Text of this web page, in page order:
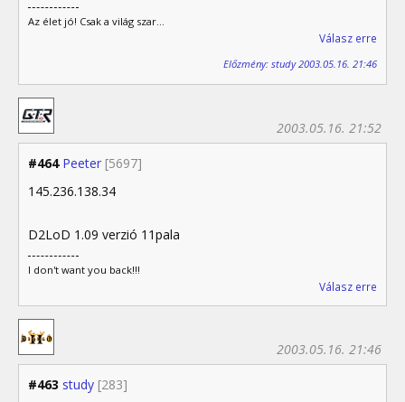
Az élet jó! Csak a világ szar...
Válasz erre
Előzmény: study 2003.05.16. 21:46
#464 Peeter [5697]
2003.05.16. 21:52
145.236.138.34
D2LoD 1.09 verzió 11pala
I don't want you back!!!
Válasz erre
#463 study [283]
2003.05.16. 21:46